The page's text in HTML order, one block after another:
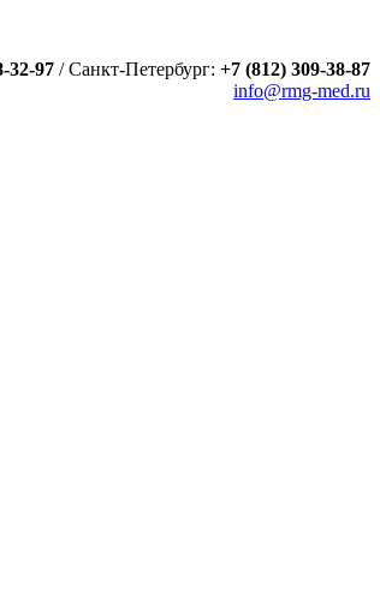
32-97 / Санкт-Петербург: +7 (812) 309-38-87
info@rmg-med.ru